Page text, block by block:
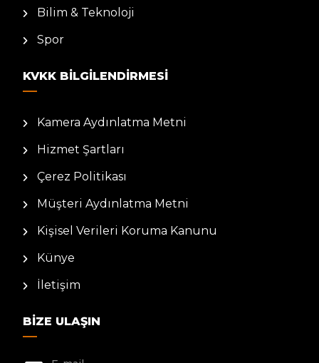
Bilim & Teknoloji
Spor
KVKK BILGILENDIRMESI
Kamera Aydınlatma Metni
Hizmet Şartları
Çerez Politikası
Müşteri Aydınlatma Metni
Kişisel Verileri Koruma Kanunu
Künye
İletişim
BIZE ULAŞIN